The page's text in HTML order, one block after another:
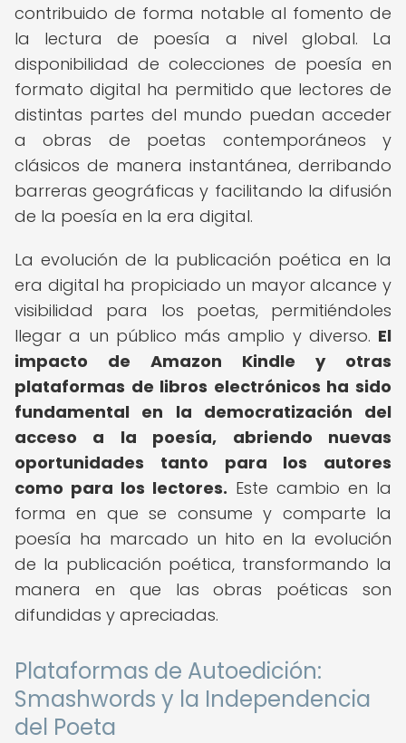
contribuido de forma notable al fomento de
la lectura de poesía a nivel global. La
disponibilidad de colecciones de poesía en
formato digital ha permitido que lectores de
distintas partes del mundo puedan acceder
a obras de poetas contemporáneos y
clásicos de manera instantánea, derribando
barreras geográficas y facilitando la difusión
de la poesía en la era digital.
La evolución de la publicación poética en la
era digital ha propiciado un mayor alcance y
visibilidad para los poetas, permitiéndoles
llegar a un público más amplio y diverso. El
impacto de Amazon Kindle y otras
plataformas de libros electrónicos ha sido
fundamental en la democratización del
acceso a la poesía, abriendo nuevas
oportunidades tanto para los autores
como para los lectores. Este cambio en la
forma en que se consume y comparte la
poesía ha marcado un hito en la evolución
de la publicación poética, transformando la
manera en que las obras poéticas son
difundidas y apreciadas.
Plataformas de Autoedición:
Smashwords y la Independencia
del Poeta